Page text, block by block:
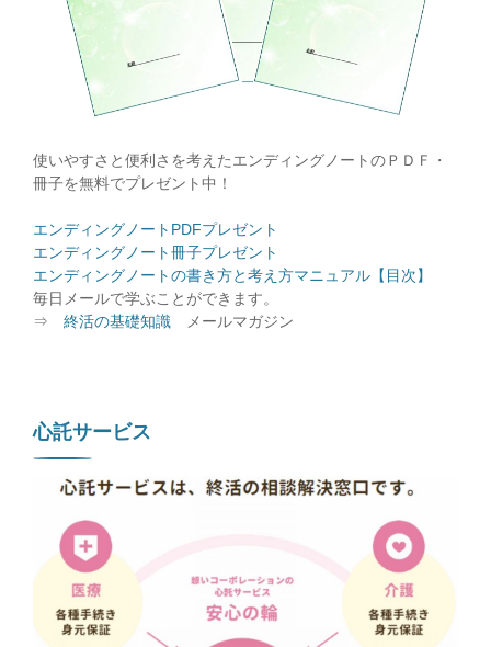
使いやすさと便利さを考えたエンディングノートのＰＤＦ・
冊子を無料でプレゼント中！
エンディングノートPDFプレゼント
エンディングノート冊子プレゼント
エンディングノートの書き方と考え方マニュアル【目次】
毎日メールで学ぶことができます。
⇒ 終活の基礎知識 メールマガジン
心託サービス